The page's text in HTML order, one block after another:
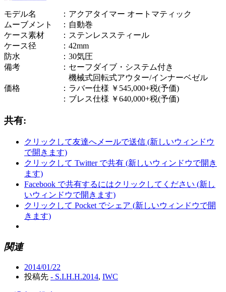
モデル名 ：アクアタイマー オートマティック
ムーブメント ：自動巻
ケース素材 ：ステンレススティール
ケース径 ：42mm
防水 ：30気圧
備考 ：セーフダイブ・システム付き
機械式回転式アウター/インナーベゼル
価格 ：ラバー仕様 ￥545,000+税(予価)
：ブレス仕様 ￥640,000+税(予価)
共有:
クリックして友達へメールで送信 (新しいウィンドウ
で開きます)
クリックして Twitter で共有 (新しいウィンドウで開き
ます)
Facebook で共有するにはクリックしてください (新し
いウィンドウで開きます)
クリックして Pocket でシェア (新しいウィンドウで開
きます)
関連
2014/01/22
投稿先 - S.I.H.H.2014, IWC